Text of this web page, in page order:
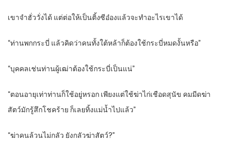
เขาจำฮั่ววั่งได้ แต่ต่อให้เป็นติ้งซีอ๋องแล้วจะทำอะไรเขาได้
“ท่านพกกระบี่ แล้วคิดว่าคนทั้งใต้หล้าก็ต้องใช้กระบี่หมดงั้นหรือ”
“บุคคลเช่นท่านผู้เฒ่าต้องใช้กระบี่เป็นแน่”
“ตอนอายุเท่าท่านก็ใช้อยู่หรอก เพียงแต่ใช้ฆ่าไก่เชือดสุนัข คมมีดฆ่า
สัตว์มักรู้สึกโชคร้าย ก็เลยทิ้งแม่น้ำไปแล้ว”
“ฆ่าคนล้วนไม่กลัว ยังกลัวฆ่าสัตว์?”